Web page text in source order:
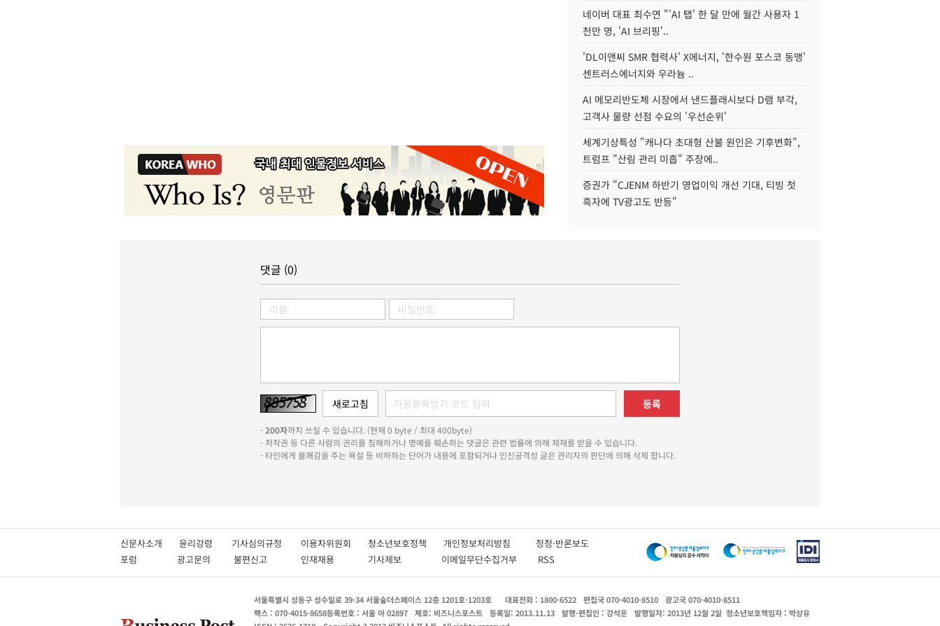
네이버 대표 최수연 "'AI 탭' 한 달 만에 월간 사용자 1
천만 명, 'AI 브리핑'..
'DL이앤씨 SMR 협력사' X에너지, '한수원 포스코 동맹'
센트러스에너지와 우라늄 ..
AI 메모리반도체 시장에서 낸드플래시보다 D램 부각,
고객사 물량 선점 수요의 '우선순위'
세계기상특성 "캐나다 초대형 산불 원인은 기후변화",
트럼프 "산림 관리 미흡" 주장에..
증권가 "CJENM 하반기 영업이익 개선 기대, 티빙 첫
흑자에 TV광고도 반등"
댓글 (0)
등록
-200자까지 쓰실 수 있습니다. (현재 0 byte / 최대 400byte)
- 저작권 등 다른 사람의 권리를 침해하거나 명예를 훼손하는 댓글은 관련 법률에 의해 제재를 받을 수 있습니다.
- 타인에게 불쾌감을 주는 욕설 등 비하하는 단어가 내용에 포함되거나 인신공격성 글은 관리자의 판단에 의해 삭제 합니다.
신문사소개 윤리강령 기사심의규정 이용자위원회 청소년보호정책 개인정보처리방침 정정·반론보도
포럼
광고문의 불편신고 인재채용 기사제보 이메일무단수집거부 RSS
서울특별시 성동구 성수일로 39-34 서울숲더스페이스 12층 1201호-1203호 대표전화 : 1800-6522 편집국 070-4010-8510
광고국 070-4010-8511
팩스 : 070-4015-8658등록번호 : 서울 아 02897 제호: 비즈니스포스트 등록일: 2013.11.13 발행·편집인 : 강석운 발행일자: 2013년 12월 2일 청소년보호책임자 : 박상유